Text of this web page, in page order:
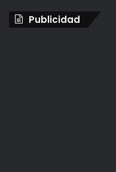
Publicidad